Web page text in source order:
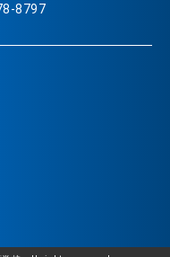
8797